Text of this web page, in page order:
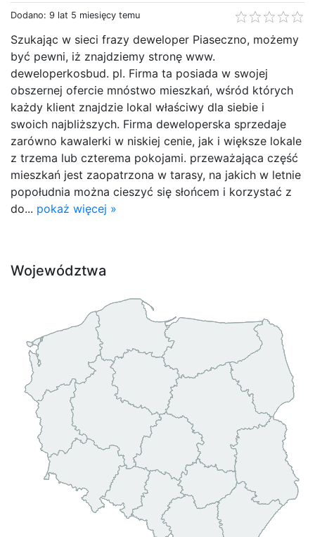
Dodano: 9 lat 5 miesięcy temu
Szukając w sieci frazy deweloper Piaseczno, możemy
być pewni, iż znajdziemy stronę www.
deweloperkosbud. pl. Firma ta posiada w swojej
obszernej ofercie mnóstwo mieszkań, wśród których
każdy klient znajdzie lokal właściwy dla siebie i
swoich najbliższych. Firma deweloperska sprzedaje
zarówno kawalerki w niskiej cenie, jak i większe lokale
z trzema lub czterema pokojami. przeważająca część
mieszkań jest zaopatrzona w tarasy, na jakich w letnie
popołudnia można cieszyć się słońcem i korzystać z
do... pokaż więcej »
Województwa